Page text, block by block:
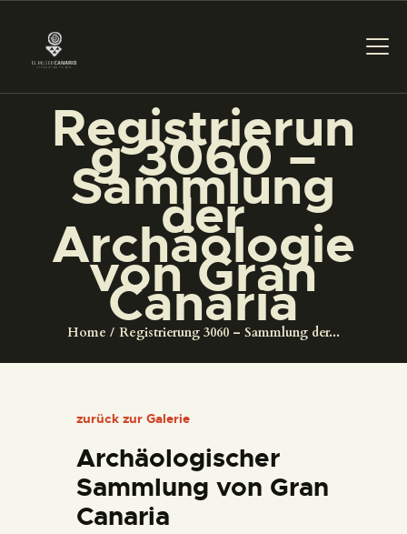
Registrierun
g 3060 –
Sammlung
der
Archäologie
von Gran
Canaria
Home Registrierung 3060 – Sammlung der...
DAS MUSEUM
DIENSTLEISTUNGEN
DIGITALE RESSOURCEN
DEUTSCH
DAS MUSEUM
DIENSTLEISTUNGEN
DIGITALE RESSOURCEN
zurück zur Galerie
Archäologischer
Sammlung von Gran
Canaria